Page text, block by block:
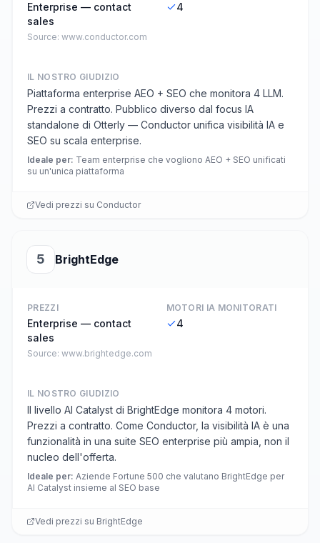
Enterprise — contact
sales
Source: www.conductor.com
4
IL NOSTRO GIUDIZIO
Piattaforma enterprise AEO + SEO che monitora 4 LLM.
Prezzi a contratto. Pubblico diverso dal focus IA
standalone di Otterly — Conductor unifica visibilità IA e
SEO su scala enterprise.
Ideale per: Team enterprise che vogliono AEO + SEO unificati
su un'unica piattaforma
Vedi prezzi su Conductor
5 BrightEdge
PREZZI
Enterprise — contact
sales
Source: www.brightedge.com
MOTORI IA MONITORATI
4
IL NOSTRO GIUDIZIO
Il livello AI Catalyst di BrightEdge monitora 4 motori.
Prezzi a contratto. Come Conductor, la visibilità IA è una
funzionalità in una suite SEO enterprise più ampia, non il
nucleo dell'offerta.
Ideale per: Aziende Fortune 500 che valutano BrightEdge per
AI Catalyst insieme al SEO base
Vedi prezzi su BrightEdge